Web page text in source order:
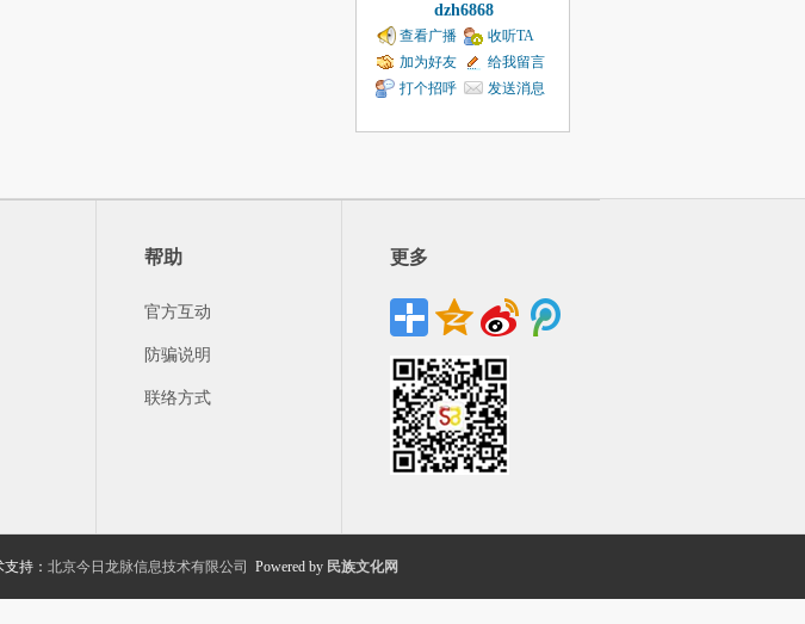
dzh6868
查看广播
收听TA
加为好友
给我留言
打个招呼
发送消息
帮助
官方互动
防骗说明
联络方式
更多
持： 北京今日龙脉信息技术有限公司 Powered by 民族文化网